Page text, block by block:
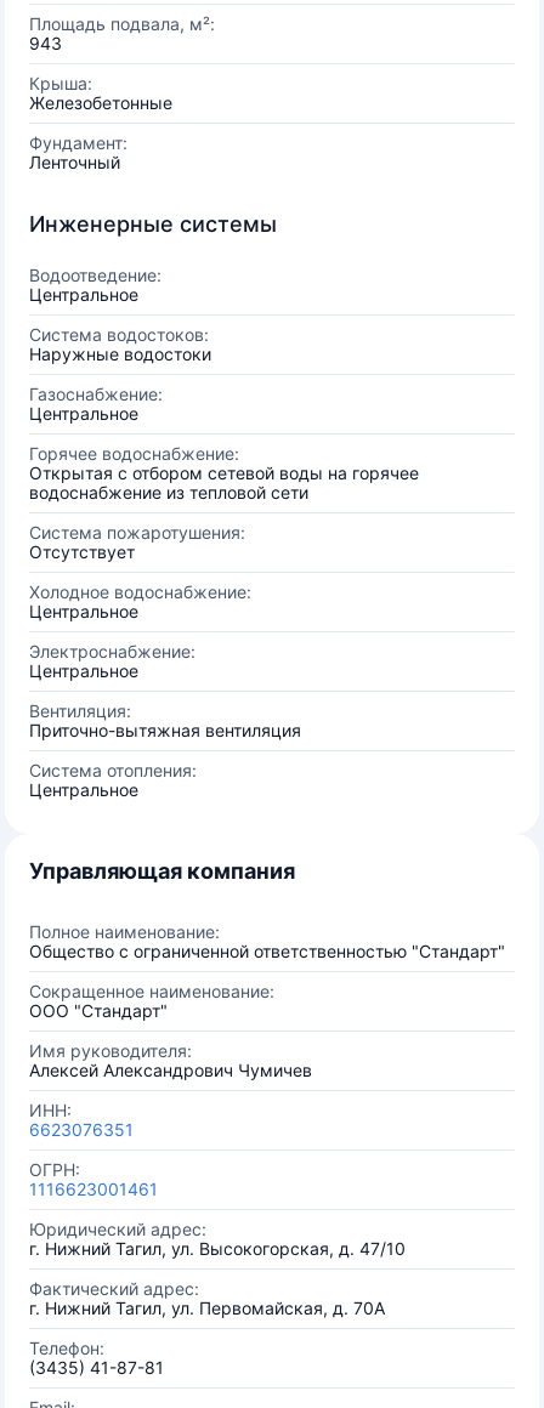
Площадь подвала, м²:
943
Крыша:
Железобетонные
Фундамент:
Ленточный
Инженерные системы
Водоотведение:
Центральное
Система водостоков:
Наружные водостоки
Газоснабжение:
Центральное
Горячее водоснабжение:
Открытая с отбором сетевой воды на горячее
водоснабжение из тепловой сети
Система пожаротушения:
Отсутствует
Холодное водоснабжение:
Центральное
Электроснабжение:
Центральное
Вентиляция:
Приточно-вытяжная вентиляция
Система отопления:
Центральное
Управляющая компания
Полное наименование:
Общество с ограниченной ответственностью "Стандарт"
Сокращенное наименование:
ООО "Стандарт"
Имя руководителя:
Алексей Александрович Чумичев
ИНН:
6623076351
ОГРН:
1116623001461
Юридический адрес:
г. Нижний Тагил, ул. Высокогорская, д. 47/10
Фактический адрес:
г. Нижний Тагил, ул. Первомайская, д. 70А
Телефон:
(3435) 41-87-81